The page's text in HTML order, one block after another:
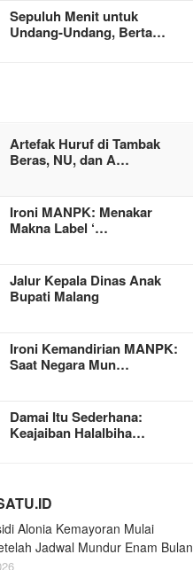
Sepuluh Menit untuk
Undang-Undang, Berta…
Artefak Huruf di Tambak
Beras, NU, dan A…
Ironi MANPK: Menakar
Makna Label ‘…
Jalur Kepala Dinas Anak
Bupati Malang
Ironi Kemandirian MANPK:
Saat Negara Mun…
Damai Itu Sederhana:
Keajaiban Halalbiha…
Alonia Kemayoran Mulai
Jadwal Mundur Enam Bulan